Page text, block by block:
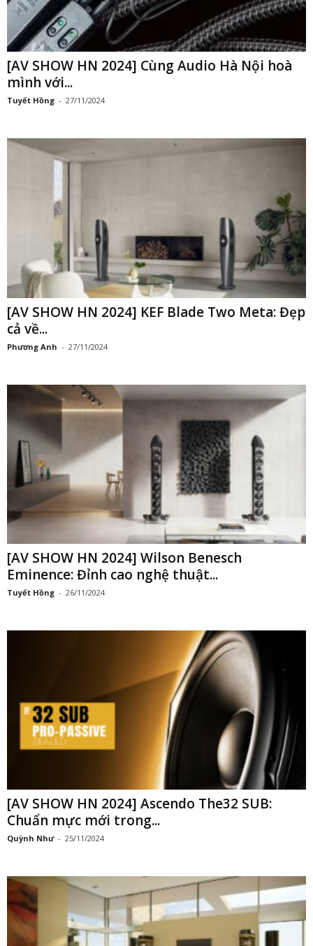
[AV SHOW HN 2024] Cùng Audio Hà Nội hoà
mình với...
Tuyết Hồng - 27/11/2024
[AV SHOW HN 2024] KEF Blade Two Meta: Đẹp
cả về...
Phương Anh - 27/11/2024
[AV SHOW HN 2024] Wilson Benesch
Eminence: Đỉnh cao nghệ thuật...
Tuyết Hồng - 26/11/2024
[AV SHOW HN 2024] Ascendo The32 SUB:
Chuẩn mực mới trong...
Quỳnh Như - 25/11/2024